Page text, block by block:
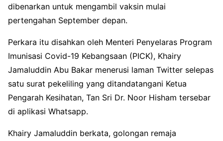
dibenarkan untuk mengambil vaksin mulai
pertengahan September depan.
Perkara itu disahkan oleh Menteri Penyelaras Program
Imunisasi Covid-19 Kebangsaan (PICK), Khairy
Jamaluddin Abu Bakar menerusi laman Twitter selepas
satu surat pekeliling yang ditandatangani Ketua
Pengarah Kesihatan, Tan Sri Dr. Noor Hisham tersebar
di aplikasi Whatsapp.
Khairy Jamaluddin berkata, golongan remaja